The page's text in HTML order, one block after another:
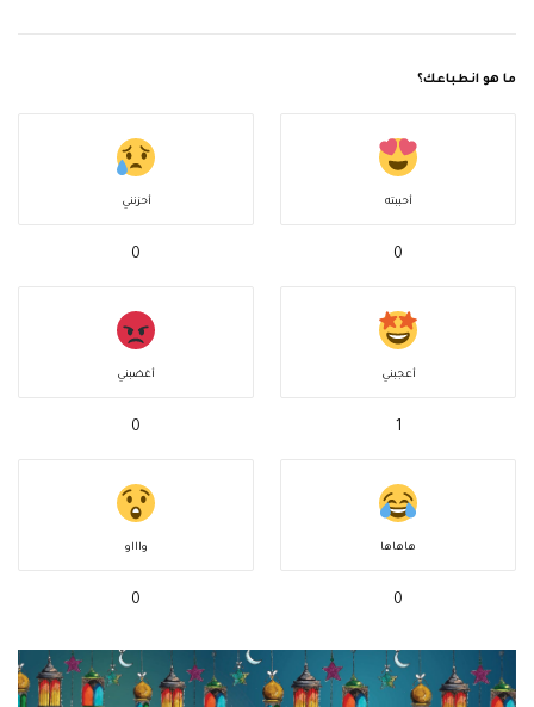
ما هو انطباعك؟
أحببته
0
أحزنني
0
أعجبني
1
أغضبني
0
هاهاها
0
واااو
0